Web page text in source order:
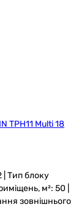
TPH11 Multi 18
| Тип блоку
м²: 50 |
зовнішнього